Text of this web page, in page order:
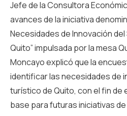
Jefe de la Consultora
avances de la iniciativa
Necesidades de Innovación
Quito” impulsada por la mesa
Moncayo explicó que la
identificar las necesidades de
turístico de Quito, con el fin de
base para futuras iniciativas